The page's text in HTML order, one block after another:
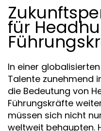
für
In einer
Talente zunehmend
die Bedeutung von
Führungskräfte
müssen sich nicht
weltweit behaupten.